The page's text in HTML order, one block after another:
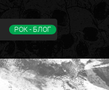
РОК - БЛОГ